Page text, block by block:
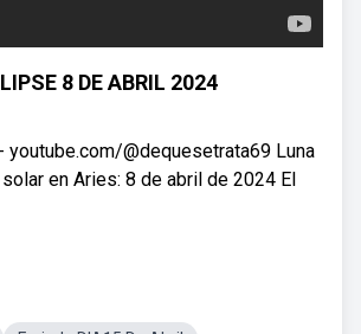
8 DE ABRIL 2024
youtube.com/@dequesetrata69 Luna
en Aries: 8 de abril de 2024 El